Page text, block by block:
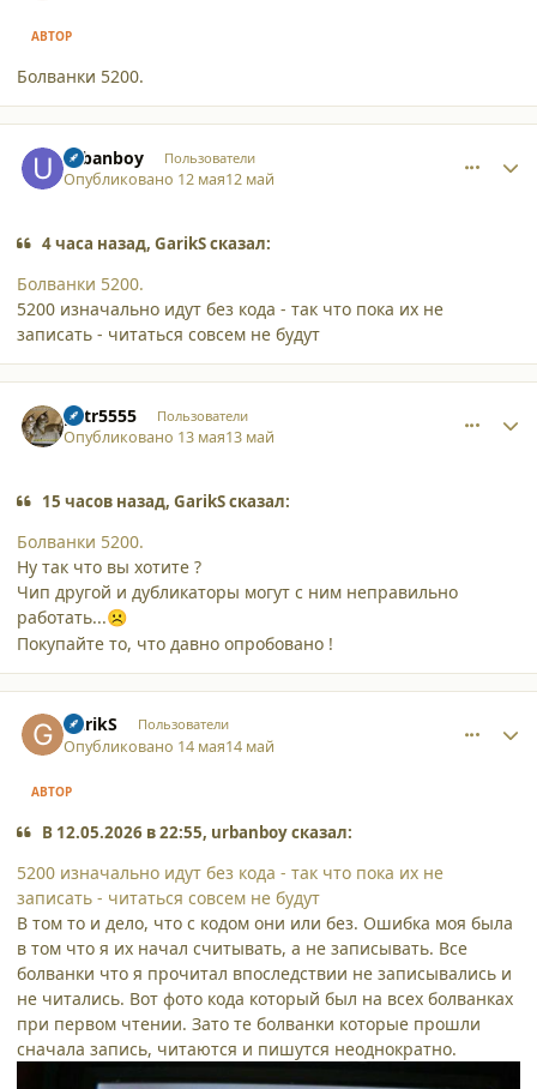
АВТОР
Болванки 5200.
urbanboy Пользователи
Опубликовано 12 мая12 май
4 часа назад, GarikS сказал:
Болванки 5200.
5200 изначально идут без кода - так что пока их не
записать - читаться совсем не будут
petr5555 Пользователи
Опубликовано 13 мая13 май
15 часов назад, GarikS сказал:
Болванки 5200.
Ну так что вы хотите ?
Чип другой и дубликаторы могут с ним неправильно
работать...☹️
Покупайте то, что давно опробовано !
GarikS Пользователи
Опубликовано 14 мая14 май
АВТОР
В 12.05.2026 в 22:55, urbanboy сказал:
5200 изначально идут без кода - так что пока их не
записать - читаться совсем не будут
В том то и дело, что с кодом они или без. Ошибка моя была
в том что я их начал считывать, а не записывать. Все
болванки что я прочитал впоследствии не записывались и
не читались. Вот фото кода который был на всех болванках
при первом чтении. Зато те болванки которые прошли
сначала запись, читаются и пишутся неоднократно.